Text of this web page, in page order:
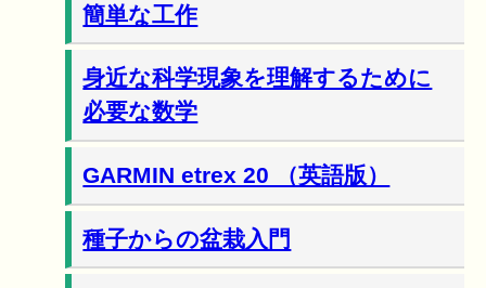
簡単な工作
身近な科学現象を理解するために
必要な数学
GARMIN etrex 20 （英語版）
種子からの盆栽入門